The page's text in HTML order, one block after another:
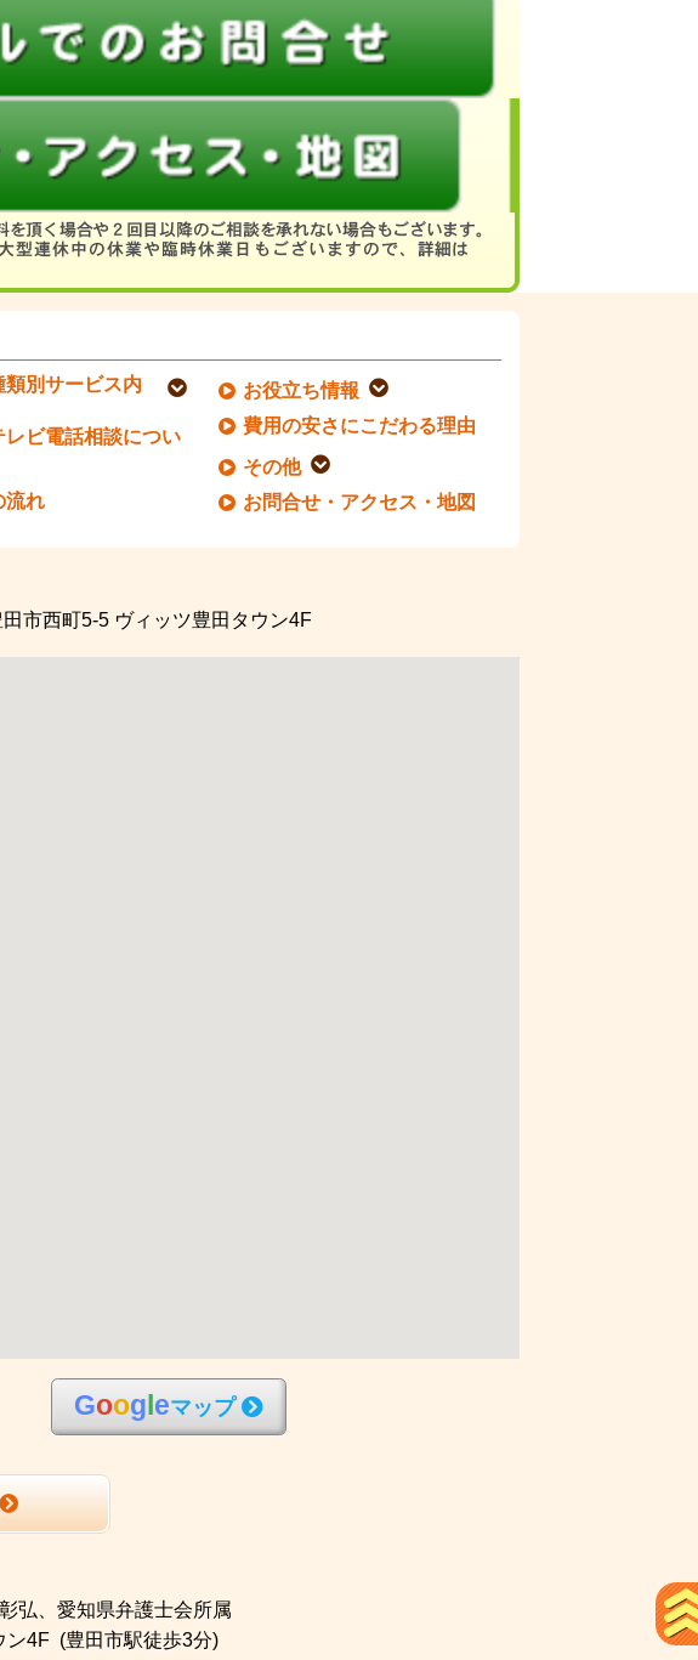
類別サービス内
レビ電話相談につい
流れ
お役立ち情報
費用の安さにこだわる理由
その他
お問合せ・アクセス・地図
市西町5-5 ヴィッツ豊田タウン4F
Goog eマップ
弘、 愛知県弁護士会所属
ン4F (豊田市駅徒歩3分)